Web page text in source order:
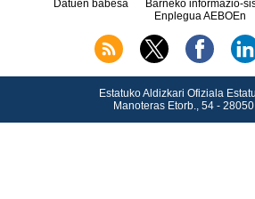
Datuen babesa
Barneko informazio-
Enplegua AEBOEn
Estatuko Aldizkari Ofiziala
Manoteras Etorb., 54 - 28050